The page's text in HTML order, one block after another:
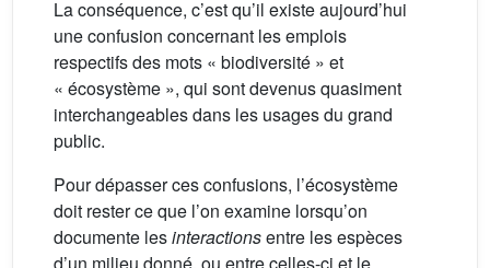
La conséquence, c’est qu’il existe aujourd’hui
une confusion concernant les emplois
respectifs des mots « biodiversité » et
« écosystème », qui sont devenus quasiment
interchangeables dans les usages du grand
public.
Pour dépasser ces confusions, l’écosystème
doit rester ce que l’on examine lorsqu’on
documente lesinteractionsentre les espèces